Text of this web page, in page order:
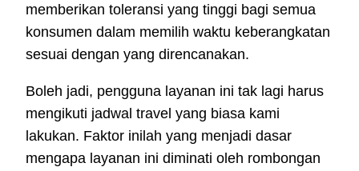
memberikan toleransi yang tinggi bagi semua
konsumen dalam memilih waktu keberangkatan
sesuai dengan yang direncanakan.
Boleh jadi, pengguna layanan ini tak lagi harus
mengikuti jadwal travel yang biasa kami
lakukan. Faktor inilah yang menjadi dasar
mengapa layanan ini diminati oleh rombongan